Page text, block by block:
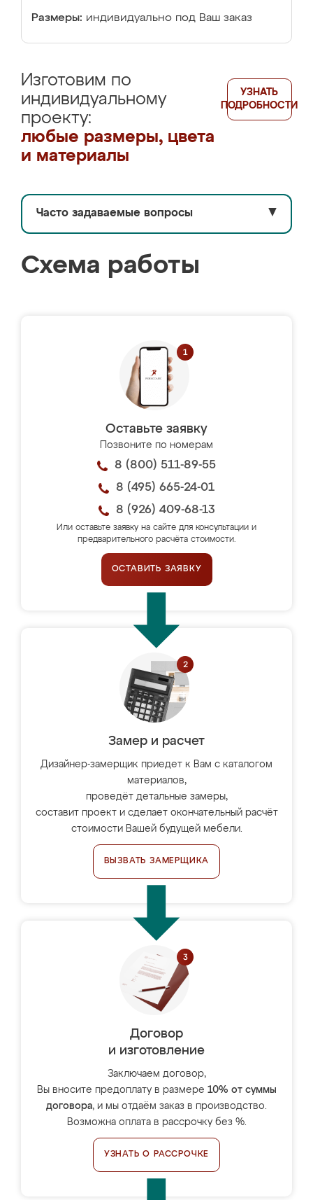
Размеры: индивидуально под Ваш заказ
Изготовим по
индивидуальному
проекту:
любые размеры, цвета
и материалы
УЗНАТЬ
ПОДРОБНОСТИ
Часто задаваемые вопросы ▼
Схема работы
Оставьте заявку
Позвоните по номерам
8 (800) 511-89-55
8 (495) 665-24-01
8 (926) 409-68-13
Или оставьте заявку на сайте для консультации и
предварительного расчёта стоимости.
ОСТАВИТЬ ЗАЯВКУ
Замер и расчет
Дизайнер-замерщик приедет к Вам с каталогом
материалов,
проведёт детальные замеры,
составит проект и сделает окончательный расчёт
стоимости Вашей будущей мебели.
ВЫЗВАТЬ ЗАМЕРЩИКА
Договор
и изготовление
Заключаем договор,
Вы вносите предоплату в размере 10% от суммы
договора, и мы отдаём заказ в производство.
Возможна оплата в рассрочку без %.
УЗНАТЬ О РАССРОЧКЕ